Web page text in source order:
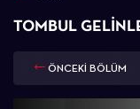
TOMBUL
ÖNCEKİ BÖLÜM